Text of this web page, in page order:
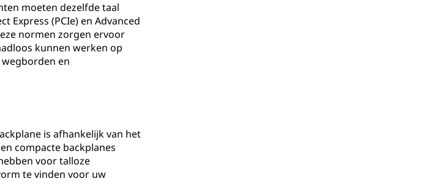
moeten dezelfde taal
Express (PCIe) en Advanced
normen zorgen ervoor
kunnen werken op
en
is afhankelijk van het
compacte backplanes
voor talloze
te vinden voor uw